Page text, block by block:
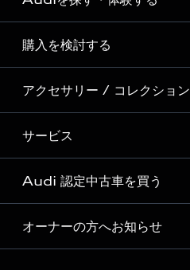
Audi ブランド
Story of Progress
Audi Sport
Formula 1®
デジタルサービス
ディーラー検索
新車在庫検索
試乗車・展示車検索
見積もり依頼
試乗予約
購入を検討する
モデル一覧
特別仕様モデル / 限定モデル
e-tronラインアップ
価格シミュレーション
車両比較
アクセサリー / コレクション
純正アクセサリー
オンラインショップ
Audi collection
アウディナビアプリ
サービス
サービス入庫予約
サービスプログラム
メンテナンス
Audi 認定中古車を買う
Audi認定中古車
オーナーの方へお知らせ